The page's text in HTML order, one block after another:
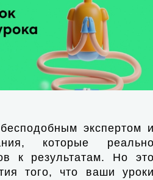
экспертом
которые
к результатам. Но
того, что ваши